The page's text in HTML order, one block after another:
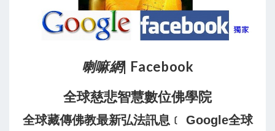
喇嘛網| Facebook
全球慈悲智慧數位佛學院
全球藏傳佛教最新弘法訊息﹝ Google全球